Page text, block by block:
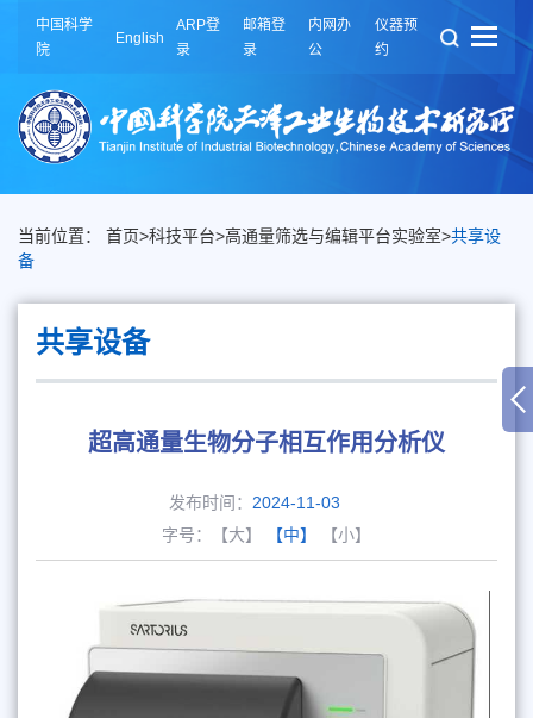
中国科学
院
English
ARP登
录
邮箱登
录
内网办
公
仪器预
约
当前位置： 首页>科技平台>高通量筛选与编辑平台实验室>共享设
备
共享设备
超高通量生物分子相互作用分析仪
发布时间： 2024-11-03
字号：
【大】 【中】 【小】